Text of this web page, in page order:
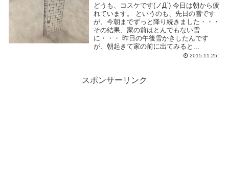
どうも、コスケです(ノД`) 今日は朝から疲
れています。 というのも、先日の雪です
が、今朝までずっと降り続きました・・・
その結果、家の前はとんでもない雪
に・・・ 昨日の午後雪かきしたんです
が、朝起きて家の前に出てみると...
2015.11.25
スポンサーリンク